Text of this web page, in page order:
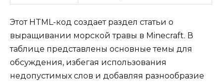
Этот HTML-код создает раздел статьи о
выращивании морской травы в Minecraft. В
таблице представлены основные темы для
обсуждения, избегая использования
недопустимых слов и добавляя разнообразие